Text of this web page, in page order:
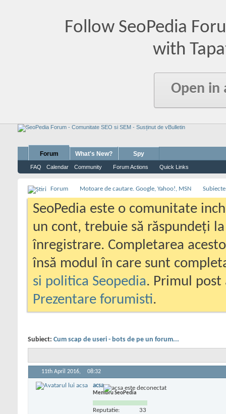
Follow SeoPedia
with
Open in
Forum
FAQ Calendar Community Forum Actions Quick Links
What's New? Spy
Forum Motoare de cautare. Google, Yahoo!, MSN
SeoPedia este o comunitate
un cont, trebuie să răspundeți
înregistrare. Completarea
însă modul în care sunt
si politica Seopedia. Primul
Prezentare forumisti.
Subiect: Cum scap de useri - bots de pe un forum...
11th April 2016, 08:32
acsa
Membru SeoPedia
Reputatie: 33